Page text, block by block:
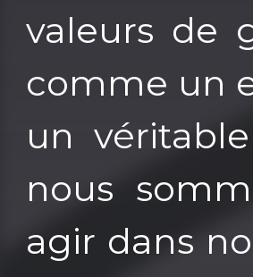
valeurs de
comme un
un
nous
agir dans